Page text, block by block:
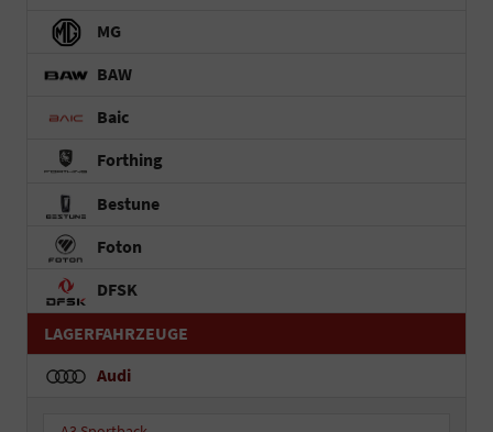
MG
BAW
Baic
Forthing
Bestune
Foton
DFSK
LAGERFAHRZEUGE
Audi